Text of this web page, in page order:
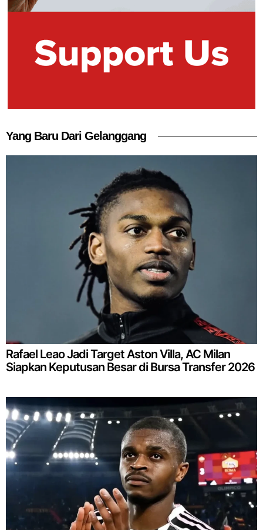
Yang Baru Dari Gelanggang
Rafael Leao Jadi Target Aston Villa, AC Milan
Siapkan Keputusan Besar di Bursa Transfer 2026